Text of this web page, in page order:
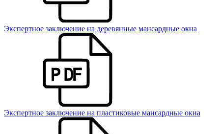
Экспертное заключение на деревянные мансардные окна
Экспертное заключение на пластиковые мансардные окна